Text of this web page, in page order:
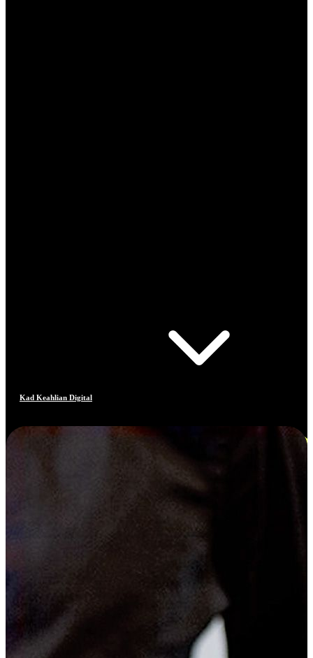
Kad Keahlian Digital